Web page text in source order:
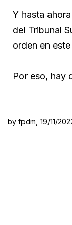
Y hasta
del Tribunal
orden en
Por eso, hay
by fpdm, 19/11/